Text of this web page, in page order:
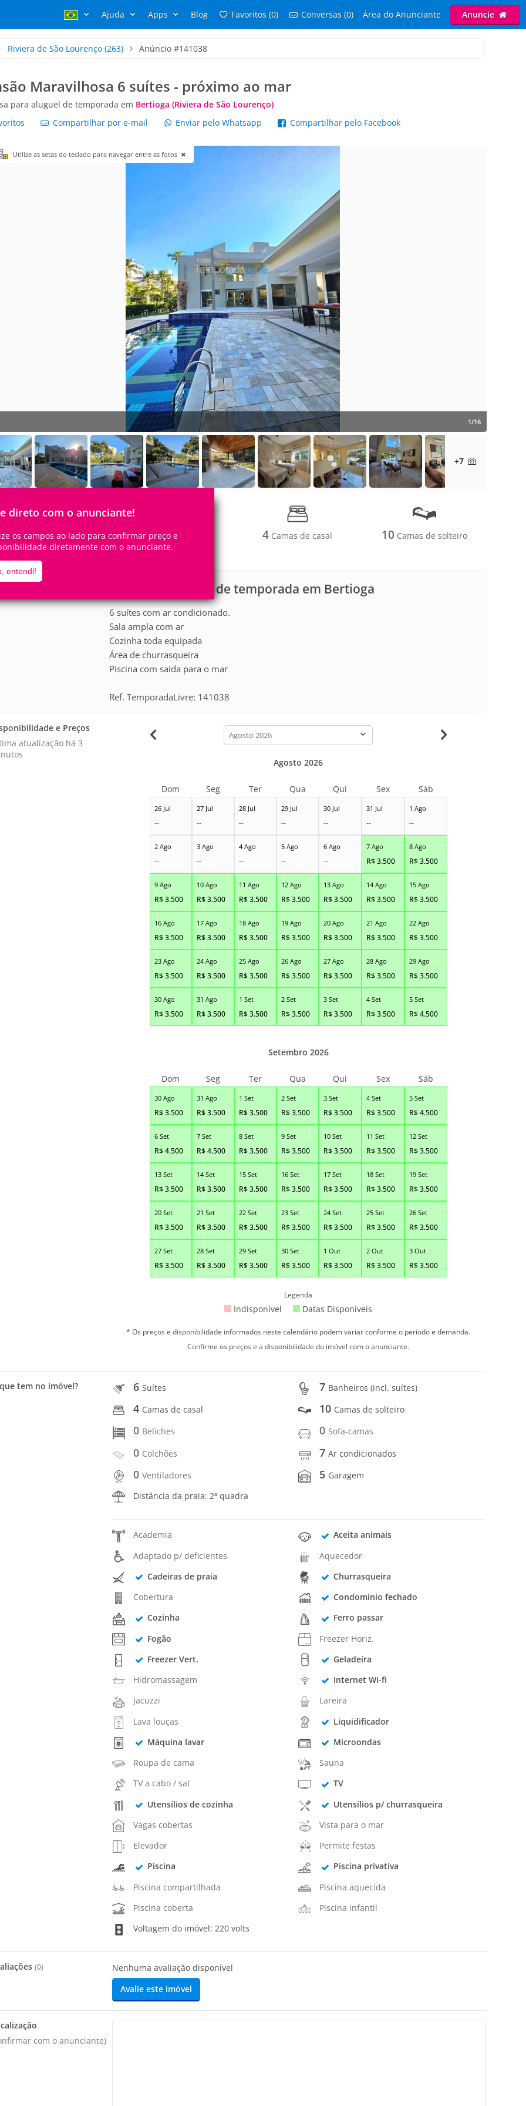
Ajuda Apps Blog Favoritos (0) Conversas (0) Área do Anunciante Anuncie
Riviera de São Lourenço(263) Anúncio #141038
Maravilhosa 6 suítes - próximo ao mar
para aluguel de temporada em Bertioga (Riviera de São Lourenço)
Compartilhar por e-mail Enviar pelo Whatsapp Compartilhar pelo Facebook
direto com o anunciante!
os campos ao lado para confirmar preço e
diretamente com o anunciante.
entendi!
Utilize as setas do teclado para navegar entre as fotos
1/16
+7
18Pessoas 6Quartos
6Suítes
4 Camas de casal 10 Camas de solteiro
Casa para aluguel de temporada em Bertioga
6 suítes com ar condicionado.
Sala ampla com ar
Cozinha toda equipada
Área de churrasqueira
Piscina com saída para o mar
Ref. TemporadaLivre: 141038
e Preços
atualização há 3
calendar-
month
26 Jul
--
27 Jul
--
28 Jul
--
29 Jul
--
30 Jul
--
31 Jul
--
1 Ago
--
2 Ago
--
3 Ago
--
4 Ago
--
5 Ago
--
6 Ago
--
7 Ago
R$3.500
8 Ago
R$3.500
9 Ago
R$3.500
10 Ago
R$3.500
11 Ago
R$3.500
12 Ago
R$3.500
13 Ago
R$3.500
14 Ago
R$3.500
15 Ago
R$3.500
16 Ago
R$3.500
17 Ago
R$3.500
18 Ago
R$3.500
19 Ago
R$3.500
20 Ago
R$3.500
21 Ago
R$3.500
22 Ago
R$3.500
23 Ago
R$3.500
24 Ago
R$3.500
25 Ago
R$3.500
26 Ago
R$3.500
27 Ago
R$3.500
28 Ago
R$3.500
29 Ago
R$3.500
30 Ago
R$3.500
31 Ago
R$3.500
1 Set
R$3.500
2 Set
R$3.500
3 Set
R$3.500
4 Set
R$3.500
5 Set
R$4.500
Agosto 2026
Dom Seg Ter Qua Qui Sex Sáb
30 Ago
R$3.500
31 Ago
R$3.500
1 Set
R$3.500
2 Set
R$3.500
3 Set
R$3.500
4 Set
R$3.500
5 Set
R$4.500
6 Set
R$4.500
7 Set
R$4.500
8 Set
R$3.500
9 Set
R$3.500
10 Set
R$3.500
11 Set
R$3.500
12 Set
R$3.500
13 Set
R$3.500
14 Set
R$3.500
15 Set
R$3.500
16 Set
R$3.500
17 Set
R$3.500
18 Set
R$3.500
19 Set
R$3.500
20 Set
R$3.500
21 Set
R$3.500
22 Set
R$3.500
23 Set
R$3.500
24 Set
R$3.500
25 Set
R$3.500
26 Set
R$3.500
27 Set
R$3.500
28 Set
R$3.500
29 Set
R$3.500
30 Set
R$3.500
1 Out
R$3.500
2 Out
R$3.500
3 Out
R$3.500
Setembro 2026
Dom Seg Ter Qua Qui Sex Sáb
Legenda
Indisponível Datas Disponíveis
* Os preços e disponibilidade informados neste calendário podem variar conforme o período e demanda.
Confirme os preços e a disponibilidade do imóvel com o anunciante.
tem no imóvel? 6Suítes 7 Banheiros (incl. suítes)
4 Camas de casal 10 Camas de solteiro
0 Beliches 0 Sofa-camas
0 Colchões 7Ar condicionados
0Ventiladores 5 Garagem
Distância da praia: 2ª quadra
Academia
Aceita animais
Adaptado p/ deficientes
Aquecedor
Cadeiras de praia
Churrasqueira
Cobertura
Condomínio fechado
Cozinha
Ferro passar
Fogão
Freezer Horiz.
Freezer Vert.
Geladeira
Hidromassagem
Internet Wi-fi
Jacuzzi
Lareira
Lava louças
Liquidificador
Máquina lavar
Microondas
Roupa de cama
Sauna
TV a cabo / sat
TV
Utensílios de cozinha
Utensílios p/ churrasqueira
Vagas cobertas
Vista para o mar
Elevador
Permite festas
Piscina
Piscina privativa
Piscina compartilhada
Piscina aquecida
Piscina coberta
Piscina infantil
Voltagem do imóvel: 220 volts
(0)
Nenhuma avaliação disponível
Avalie este imóvel
com o anunciante)